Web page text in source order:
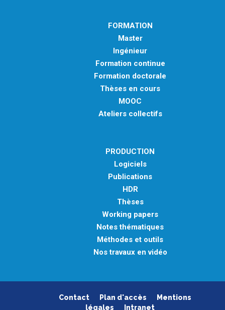
FORMATION
Master
Ingénieur
Formation continue
Formation doctorale
Thèses en cours
MOOC
Ateliers collectifs
PRODUCTION
Logiciels
Publications
HDR
Thèses
Working papers
Notes thématiques
Méthodes et outils
Nos travaux en vidéo
Contact Plan d'accès
Mentions
légales
Intranet